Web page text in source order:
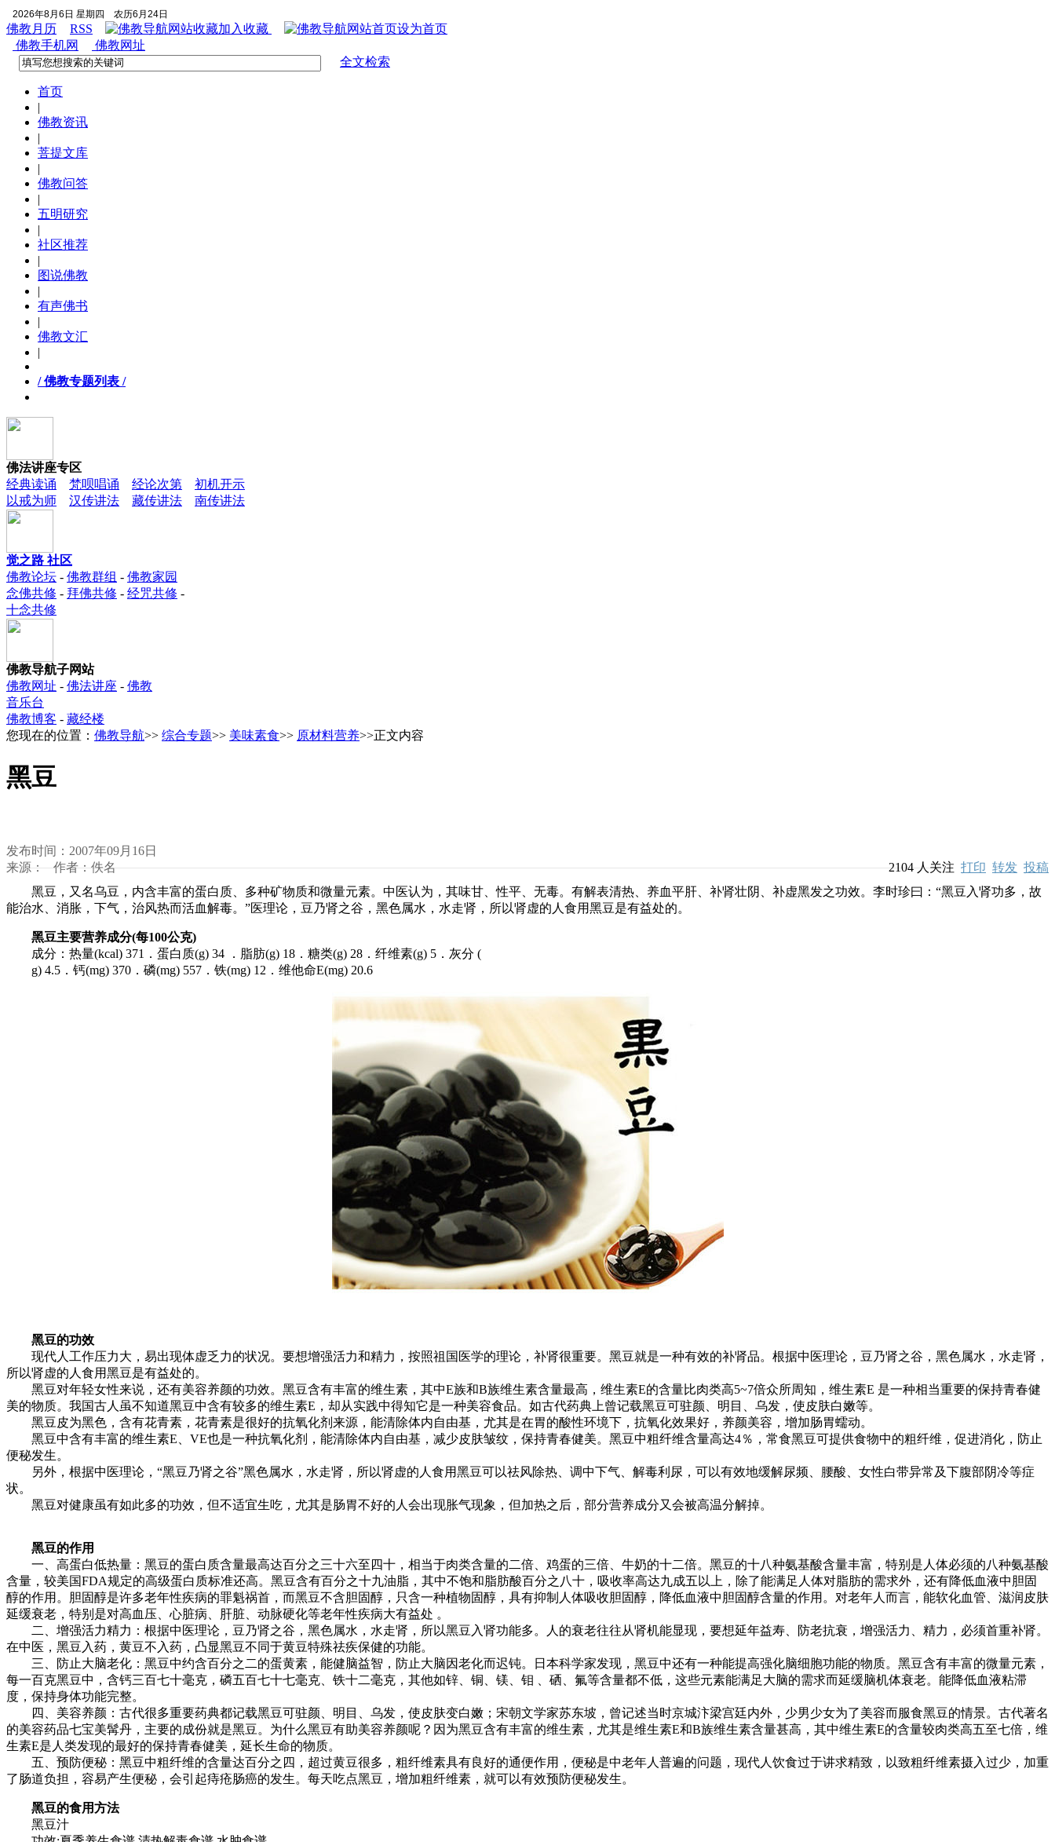
2026年8月6日 星期四 农历6月24日
佛教月历 RSS 加入收藏
设为首页
佛教手机网
佛教网址
全文检索
首页
|
佛教资讯
|
菩提文库
|
佛教问答
|
五明研究
|
社区推荐
|
图说佛教
|
有声佛书
|
佛教文汇
|
/ 佛教专题列表 /
佛法讲座专区
经典读诵
梵呗唱诵 经论次第
初机开示
以戒为师
汉传讲法 藏传讲法 南传讲法
觉之路 社区
佛教论坛 - 佛教群组 - 佛教家园
念佛共修 - 拜佛共修 - 经咒共修 -
十念共修
佛教导航子网站
佛教网址 - 佛法讲座 - 佛教
音乐台
佛教博客 - 藏经楼
您现在的位置： 佛教导航>> 综合专题>> 美味素食>> 原材料营养>>正文内容
黑豆
发布时间：2007年09月16日
来源： 作者：佚名
2104人关注 打印 转发 投稿
黑豆，又名乌豆，内含丰富的蛋白质、多种矿物质和微量元素。中医认为，其味甘、性平、无毒。有解表清热、养血平肝、补肾壮阴、补虚黑发之功效。李时珍曰：“黑豆入肾功多，故
能治水、消胀，下气，治风热而活血解毒。”医理论，豆乃肾之谷，黑色属水，水走肾，所以肾虚的人食用黑豆是有益处的。
黑豆主要营养成分(每100公克)
成分：热量(kcal) 371．蛋白质(g) 34 ．脂肪(g) 18．糖类(g) 28．纤维素(g) 5．灰分 (
g) 4.5．钙(mg) 370．磷(mg) 557．铁(mg) 12．维他命E(mg) 20.6
黑豆的功效
现代人工作压力大，易出现体虚乏力的状况。要想增强活力和精力，按照祖国医学的理论，补肾很重要。黑豆就是一种有效的补肾品。根据中医理论，豆乃肾之谷，黑色属水，水走肾，
所以肾虚的人食用黑豆是有益处的。
黑豆对年轻女性来说，还有美容养颜的功效。黑豆含有丰富的维生素，其中E族和B族维生素含量最高，维生素E的含量比肉类高5~7倍众所周知，维生素E 是一种相当重要的保持青春健
美的物质。我国古人虽不知道黑豆中含有较多的维生素E，却从实践中得知它是一种美容食品。如古代药典上曾记载黑豆可驻颜、明目、乌发，使皮肤白嫩等。
黑豆皮为黑色，含有花青素，花青素是很好的抗氧化剂来源，能清除体内自由基，尤其是在胃的酸性环境下，抗氧化效果好，养颜美容，增加肠胃蠕动。
黑豆中含有丰富的维生素E、VE也是一种抗氧化剂，能清除体内自由基，减少皮肤皱纹，保持青春健美。黑豆中粗纤维含量高达4％，常食黑豆可提供食物中的粗纤维，促进消化，防止
便秘发生。
另外，根据中医理论，“黑豆乃肾之谷”黑色属水，水走肾，所以肾虚的人食用黑豆可以祛风除热、调中下气、解毒利尿，可以有效地缓解尿频、腰酸、女性白带异常及下腹部阴冷等症
状。
黑豆对健康虽有如此多的功效，但不适宜生吃，尤其是肠胃不好的人会出现胀气现象，但加热之后，部分营养成分又会被高温分解掉。
黑豆的作用
一、高蛋白低热量：黑豆的蛋白质含量最高达百分之三十六至四十，相当于肉类含量的二倍、鸡蛋的三倍、牛奶的十二倍。黑豆的十八种氨基酸含量丰富，特别是人体必须的八种氨基酸
含量，较美国FDA规定的高级蛋白质标准还高。黑豆含有百分之十九油脂，其中不饱和脂肪酸百分之八十，吸收率高达九成五以上，除了能满足人体对脂肪的需求外，还有降低血液中胆固
醇的作用。胆固醇是许多老年性疾病的罪魁祸首，而黑豆不含胆固醇，只含一种植物固醇，具有抑制人体吸收胆固醇，降低血液中胆固醇含量的作用。对老年人而言，能软化血管、滋润皮肤
延缓衰老，特别是对高血压、心脏病、肝脏、动脉硬化等老年性疾病大有益处 。
二、增强活力精力：根据中医理论，豆乃肾之谷，黑色属水，水走肾，所以黑豆入肾功能多。人的衰老往往从肾机能显现，要想延年益寿、防老抗衰，增强活力、精力，必须首重补肾。
在中医，黑豆入药，黄豆不入药，凸显黑豆不同于黄豆特殊祛疾保健的功能。
三、防止大脑老化：黑豆中约含百分之二的蛋黄素，能健脑益智，防止大脑因老化而迟钝。日本科学家发现，黑豆中还有一种能提高强化脑细胞功能的物质。黑豆含有丰富的微量元素，
每一百克黑豆中，含钙三百七十毫克，磷五百七十七毫克、铁十二毫克，其他如锌、铜、镁、钼 、硒、氟等含量都不低，这些元素能满足大脑的需求而延缓脑机体衰老。能降低血液粘滞
度，保持身体功能完整。
四、美容养颜：古代很多重要药典都记载黑豆可驻颜、明目、乌发，使皮肤变白嫩；宋朝文学家苏东坡，曾记述当时京城汴梁宫廷内外，少男少女为了美容而服食黑豆的情景。古代著名
的美容药品七宝美髯丹，主要的成份就是黑豆。为什么黑豆有助美容养颜呢？因为黑豆含有丰富的维生素，尤其是维生素E和B族维生素含量甚高，其中维生素E的含量较肉类高五至七倍，维
生素E是人类发现的最好的保持青春健美，延长生命的物质。
五、预防便秘：黑豆中粗纤维的含量达百分之四，超过黄豆很多，粗纤维素具有良好的通便作用，便秘是中老年人普遍的问题，现代人饮食过于讲求精致，以致粗纤维素摄入过少，加重
了肠道负担，容易产生便秘，会引起痔疮肠癌的发生。每天吃点黑豆，增加粗纤维素，就可以有效预防便秘发生。
黑豆的食用方法
黑豆汁